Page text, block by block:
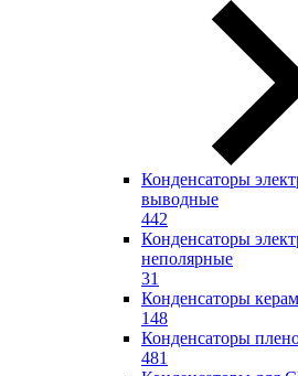
Конденсаторы
выводные
442
Конденсаторы
неполярные
31
Конденсаторы
148
Конденсаторы
481